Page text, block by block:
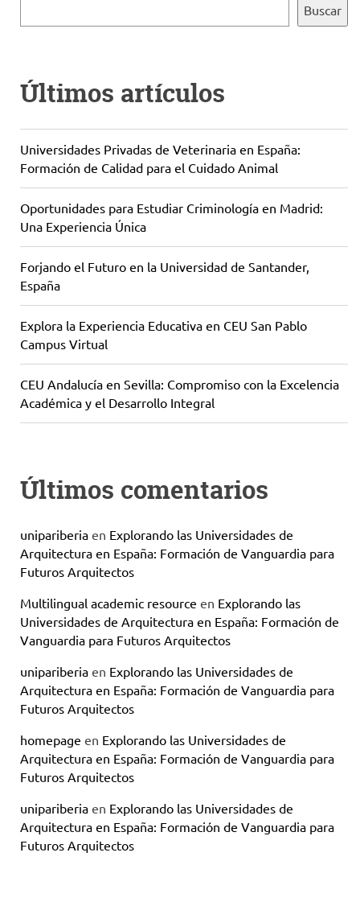
Buscar
Últimos artículos
Universidades Privadas de Veterinaria en España:
Formación de Calidad para el Cuidado Animal
Oportunidades para Estudiar Criminología en Madrid:
Una Experiencia Única
Forjando el Futuro en la Universidad de Santander,
España
Explora la Experiencia Educativa en CEU San Pablo
Campus Virtual
CEU Andalucía en Sevilla: Compromiso con la Excelencia
Académica y el Desarrollo Integral
Últimos comentarios
unipariberia en Explorando las Universidades de
Arquitectura en España: Formación de Vanguardia para
Futuros Arquitectos
Multilingual academic resource en Explorando las
Universidades de Arquitectura en España: Formación de
Vanguardia para Futuros Arquitectos
unipariberia en Explorando las Universidades de
Arquitectura en España: Formación de Vanguardia para
Futuros Arquitectos
homepage en Explorando las Universidades de
Arquitectura en España: Formación de Vanguardia para
Futuros Arquitectos
unipariberia en Explorando las Universidades de
Arquitectura en España: Formación de Vanguardia para
Futuros Arquitectos